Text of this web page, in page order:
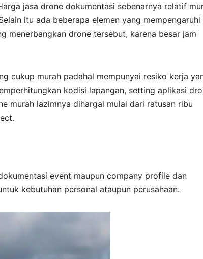
jasa drone dokumentasi sebenarnya relatif
itu ada beberapa elemen yang mempengaruhi
menerbangkan drone tersebut, karena besar jam
cukup murah padahal mempunyai resiko kerja
kodisi lapangan, setting aplikasi
murah lazimnya dihargai mulai dari ratusan ribu
event maupun company profile dan
kebutuhan personal ataupun perusahaan.